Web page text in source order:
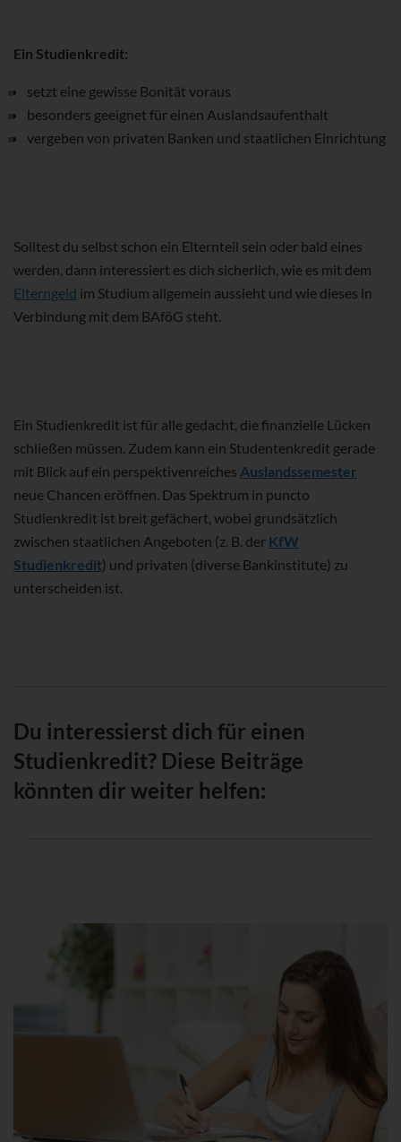
Ein Studienkredit:
setzt eine gewisse Bonität voraus
besonders geeignet für einen Auslandsaufenthalt
vergeben von privaten Banken und staatlichen Einrichtung
Solltest du selbst schon ein Elternteil sein oder bald eines
werden, dann interessiert es dich sicherlich, wie es mit dem
Elterngeld im Studium allgemein aussieht und wie dieses in
Verbindung mit dem BAföG steht.
Ein Studienkredit ist für alle gedacht, die finanzielle Lücken
schließen müssen. Zudem kann ein Studentenkredit gerade
mit Blick auf ein perspektivenreiches Auslandssemester
neue Chancen eröffnen. Das Spektrum in puncto
Studienkredit ist breit gefächert, wobei grundsätzlich
zwischen staatlichen Angeboten (z. B. der KfW
Studienkredit) und privaten (diverse Bankinstitute) zu
unterscheiden ist.
Du interessierst dich für einen
Studienkredit? Diese Beiträge
könnten dir weiter helfen: